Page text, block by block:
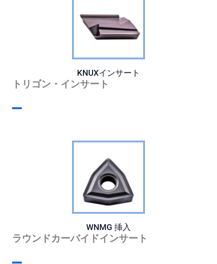
KNUXインサート
トリゴン・インサート
WNMG 挿入
ラウンドカーバイドインサート